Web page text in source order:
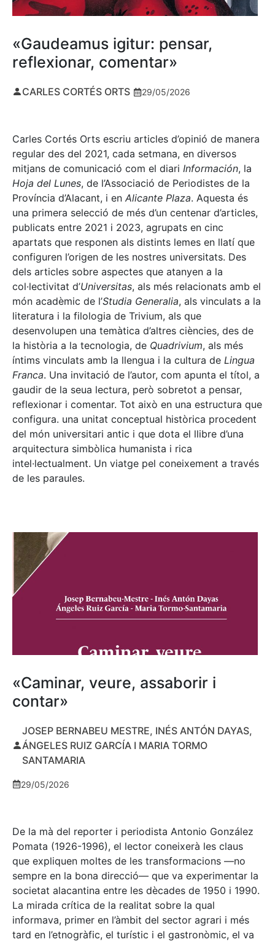
«Gaudeamus igitur: pensar,
reflexionar, comentar»
CARLES CORTÉS ORTS 29/05/2026
Carles Cortés Orts escriu articles d’opinió de manera
regular des del 2021, cada setmana, en diversos
mitjans de comunicació com el diari Información, la
Hoja del Lunes, de l’Associació de Periodistes de la
Província d’Alacant, i en Alicante Plaza. Aquesta és
una primera selecció de més d’un centenar d’articles,
publicats entre 2021 i 2023, agrupats en cinc
apartats que responen als distints lemes en llatí que
configuren l’origen de les nostres universitats. Des
dels articles sobre aspectes que atanyen a la
col·lectivitat d’Universitas, als més relacionats amb el
món acadèmic de l’Studia Generalia, als vinculats a la
literatura i la filologia de Trivium, als que
desenvolupen una temàtica d’altres ciències, des de
la història a la tecnologia, de Quadrivium, als més
íntims vinculats amb la llengua i la cultura de Lingua
Franca. Una invitació de l’autor, com apunta el títol, a
gaudir de la seua lectura, però sobretot a pensar,
reflexionar i comentar. Tot això en una estructura que
configura. una unitat conceptual històrica procedent
del món universitari antic i que dota el llibre d’una
arquitectura simbòlica humanista i rica
intel·lectualment. Un viatge pel coneixement a través
de les paraules.
«Caminar, veure, assaborir i
contar»
JOSEP BERNABEU MESTRE, INÉS ANTÓN DAYAS,
ÁNGELES RUIZ GARCÍA I MARIA TORMO
SANTAMARIA
29/05/2026
De la mà del reporter i periodista Antonio González
Pomata (1926-1996), el lector coneixerà les claus
que expliquen moltes de les transformacions —no
sempre en la bona direcció— que va experimentar la
societat alacantina entre les dècades de 1950 i 1990.
La mirada crítica de la realitat sobre la qual
informava, primer en l’àmbit del sector agrari i més
tard en l’etnogràfic, el turístic i el gastronòmic, el va